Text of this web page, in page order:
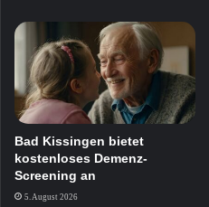
Bad Kissingen bietet
kostenloses Demenz-
Screening an
5. August 2026